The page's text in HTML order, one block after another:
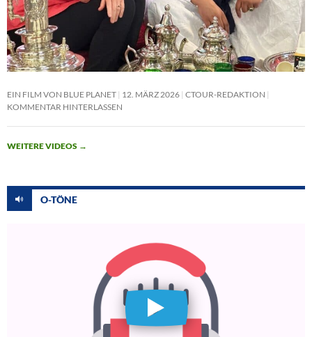
EIN FILM VON BLUE PLANET 12. MÄRZ 2026 CTOUR-REDAKTION
KOMMENTAR HINTERLASSEN
WEITERE VIDEOS →
O-TÖNE